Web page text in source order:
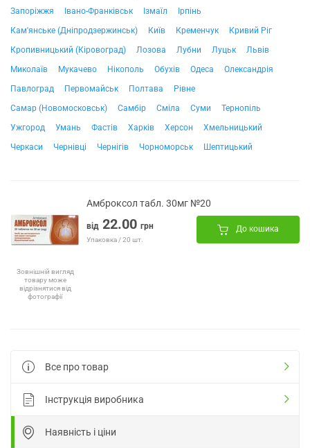
Запоріжжя
Івано-Франківськ Ізмаїл
Ірпінь
Кам'янське (Дніпродзержинськ)
Київ Кременчук
Кривий Ріг
Кропивницький (Кіровоград)
Лозова Лубни Луцьк
Львів
Миколаїв
Мукачево Нікополь Обухів Одеса
Олександрія
Павлоград
Первомайськ Полтава
Рівне
Самар (Новомосковськ)
Самбір Сміла Суми
Тернопіль
Ужгород
Умань Фастів Харків Херсон
Хмельницький
Черкаси
Чернівці Чернігів Чорноморськ Шептицький
Зовнішній вигляд
товару може
відрізнятися від
фотографії
Амброксол табл. 30мг №20
від 22.00 грн
Упаковка / 20 шт.
До кошика
Все про товар
Інструкція виробника
Наявність і ціни